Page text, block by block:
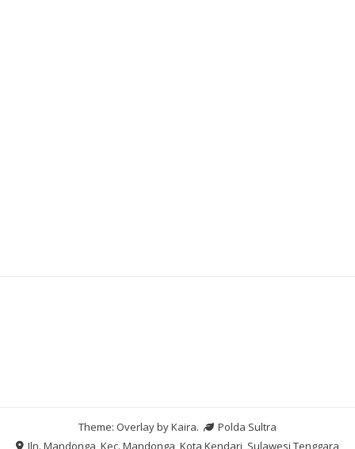
Theme: Overlay byKaira.
Polda Sultra
Jln. Mandonga, Kec. Mandonga, Kota Kendari, Sulawesi Tenggara